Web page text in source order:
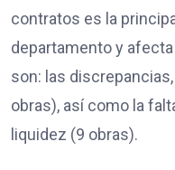
contratos es la
departamento y
son: las
obras), así como la
liquidez (9 obras).